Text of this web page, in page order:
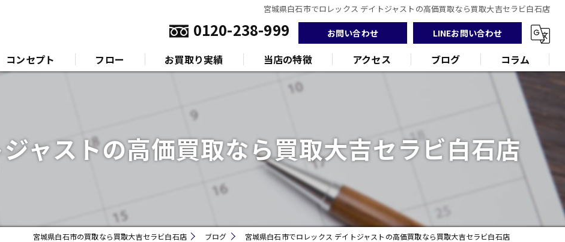
宮城県白石市でロレックス デイトジャストの高価買取なら買取大吉セラビ白石店
0120-238-999 お問い合わせ LINEお問い合わせ
コンセプト フロー お買取り実績 当店の特徴
ダイヤモンド
ブランド品
時計
アクセス ブログ コラム
ャストの高価買取なら買取大吉セラビ白石店
宮城県白石市の買取なら買取大吉セラビ白石店 ブログ 宮城県白石市でロレックス デイトジャストの高価買取なら買取大吉セラビ白石店